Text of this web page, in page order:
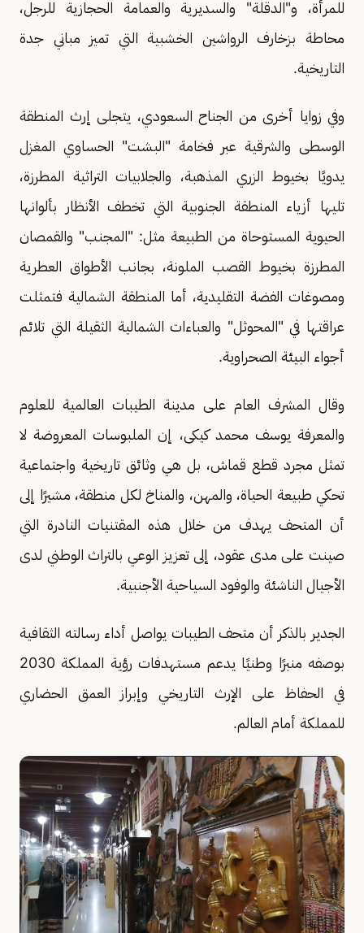
للمرأة، و"الدقلة" والسديرية والعمامة الحجازية للرجل،
محاطة بزخارف الرواشين الخشبية التي تميز مباني جدة
التاريخية.
وفي زوايا أخرى من الجناح السعودي، يتجلى إرث المنطقة
الوسطى والشرقية عبر فخامة "البشت" الحساوي المغزل
يدويًا بخيوط الزري المذهبة، والجلابيات التراثية المطرزة،
تليها أزياء المنطقة الجنوبية التي تخطف الأنظار بألوانها
الحيوية المستوحاة من الطبيعة مثل: "المجنب" والقمصان
المطرزة بخيوط القصب الملونة، بجانب الأطواق العطرية
ومصوغات الفضة التقليدية، أما المنطقة الشمالية فتمثلت
عراقتها في "المحوثل" والعباءات الشمالية الثقيلة التي تلائم
أجواء البيئة الصحراوية.
وقال المشرف العام على مدينة الطيبات العالمية للعلوم
والمعرفة يوسف محمد كيكى، إن الملبوسات المعروضة لا
تمثل مجرد قطع قماش، بل هي وثائق تاريخية واجتماعية
تحكي طبيعة الحياة، والمهن، والمناخ لكل منطقة، مشيرًا إلى
أن المتحف يهدف من خلال هذه المقتنيات النادرة التي
صينت على مدى عقود، إلى تعزيز الوعي بالتراث الوطني لدى
الأجيال الناشئة والوفود السياحية الأجنبية.
الجدير بالذكر أن متحف الطيبات يواصل أداء رسالته الثقافية
بوصفه منبرًا وطنيًا يدعم مستهدفات رؤية المملكة 2030
في الحفاظ على الإرث التاريخي وإبراز العمق الحضاري
للمملكة أمام العالم.